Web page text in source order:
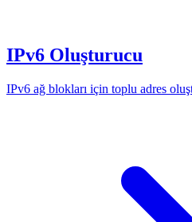
IPv6 Oluşturucu
IPv6 ağ blokları için toplu adres